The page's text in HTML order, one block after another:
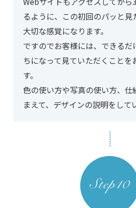
るように、この初回のパッと
大切な感覚になります。
ですのでお客様には、できる
ちになって見ていただくことを
す。
色の使い方や写真の使い方、仕
まえて、デザインの説明をして